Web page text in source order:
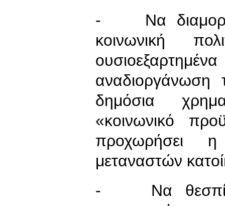
- Να
κοινωνική
αναδιοργάνωση
δημόσια
«κοινωνικό
προχωρήσει
μεταναστών
- Να